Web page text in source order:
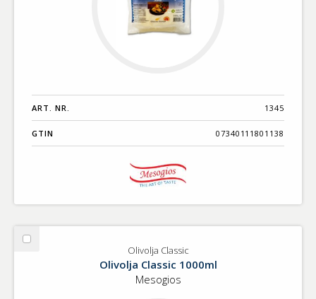
ART. NR. 1345
GTIN 07340111801138
Välj
Olivolja Classic
Olivolja Classic 1000ml
Mesogios